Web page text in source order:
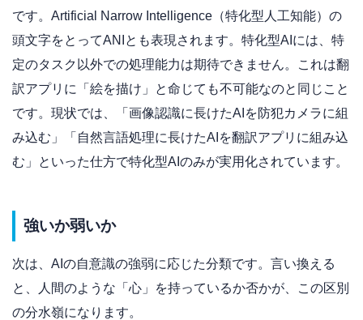
です。Artificial Narrow Intelligence（特化型人工知能）の
頭文字をとってANIとも表現されます。特化型AIには、特
定のタスク以外での処理能力は期待できません。これは翻
訳アプリに「絵を描け」と命じても不可能なのと同じこと
です。現状では、「画像認識に長けたAIを防犯カメラに組
み込む」「自然言語処理に長けたAIを翻訳アプリに組み込
む」といった仕方で特化型AIのみが実用化されています。
強いか弱いか
次は、AIの自意識の強弱に応じた分類です。言い換える
と、人間のような「心」を持っているか否かが、この区別
の分水嶺になります。